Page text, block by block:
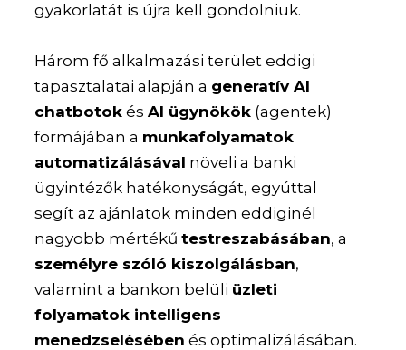
gyakorlatát is újra kell gondolniuk.
Három fő alkalmazási terület eddigi
tapasztalatai alapján a generatív AI
chatbotok ésAI ügynökök (agentek)
formájában a munkafolyamatok
automatizálásával növeli a banki
ügyintézők hatékonyságát, egyúttal
segít az ajánlatok minden eddiginél
nagyobb mértékűtestreszabásában, a
személyre szóló kiszolgálásban,
valamint a bankon belüli üzleti
folyamatok intelligens
menedzselésében és optimalizálásában.